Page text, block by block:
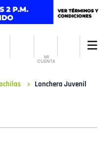
MI
CUENTA
Lonchera Juvenil